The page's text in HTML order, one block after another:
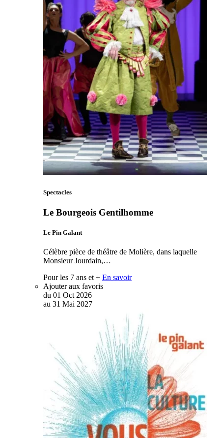
Spectacles
Le Bourgeois Gentilhomme
Le Pin Galant
Célèbre pièce de théâtre de Molière, dans laquelle
Monsieur Jourdain,…
Pour les 7 ans et + En savoir
Ajouter aux favoris
du 01 Oct 2026
au 31 Mai 2027